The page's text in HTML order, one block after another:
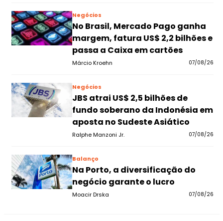
Negócios
No Brasil, Mercado Pago ganha
margem, fatura US$ 2,2 bilhões e
passa a Caixa em cartões
Márcio Kroehn 07/08/26
Negócios
JBS atrai US$ 2,5 bilhões de
fundo soberano da Indonésia em
aposta no Sudeste Asiático
Ralphe Manzoni Jr. 07/08/26
Balanço
Na Porto, a diversificação do
negócio garante o lucro
Moacir Drska 07/08/26